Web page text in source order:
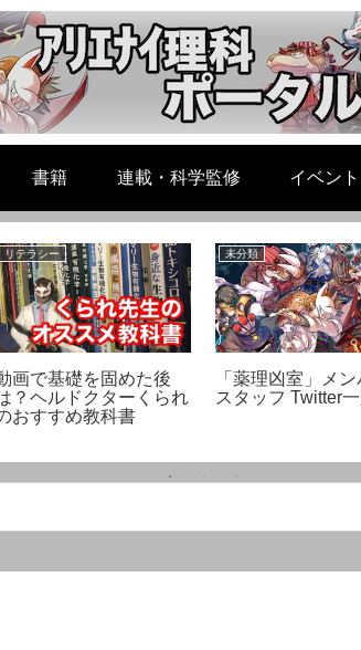
書籍 連載・科学監修 イベント
リテラシー
画で基礎を固めた後
？ヘルドクターくられ
おすすめ教科書
未分類
「薬理凶室」メ
スタッフ Twitter